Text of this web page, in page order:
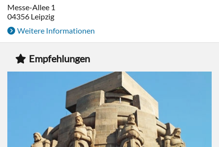
Messe-Allee 1
04356 Leipzig
Weitere Informationen
Empfehlungen